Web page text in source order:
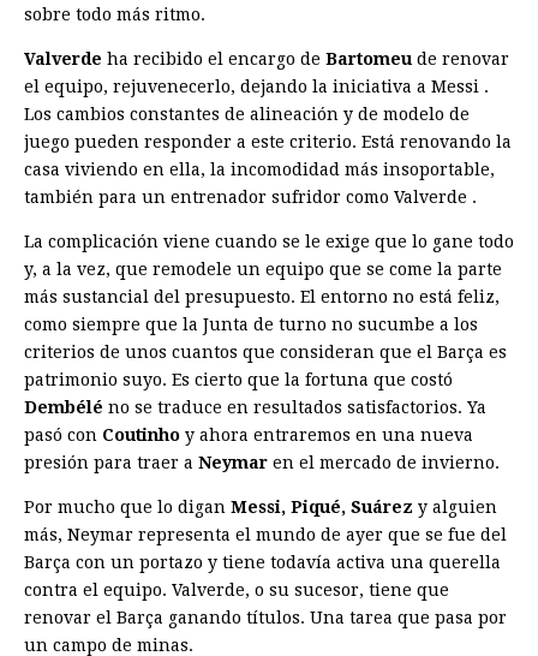
sobre todo más ritmo.
Valverde ha recibido el encargo de Bartomeu de renovar
el equipo, rejuvenecerlo, dejando la iniciativa a Messi .
Los cambios constantes de alineación y de modelo de
juego pueden responder a este criterio. Está renovando la
casa viviendo en ella, la incomodidad más insoportable,
también para un entrenador sufridor como Valverde .
La complicación viene cuando se le exige que lo gane todo
y, a la vez, que remodele un equipo que se come la parte
más sustancial del presupuesto. El entorno no está feliz,
como siempre que la Junta de turno no sucumbe a los
criterios de unos cuantos que consideran que el Barça es
patrimonio suyo. Es cierto que la fortuna que costó
Dembélé no se traduce en resultados satisfactorios. Ya
pasó con Coutinho y ahora entraremos en una nueva
presión para traer a Neymar en el mercado de invierno.
Por mucho que lo digan Messi, Piqué, Suárez y alguien
más, Neymar representa el mundo de ayer que se fue del
Barça con un portazo y tiene todavía activa una querella
contra el equipo. Valverde, o su sucesor, tiene que
renovar el Barça ganando títulos. Una tarea que pasa por
un campo de minas.